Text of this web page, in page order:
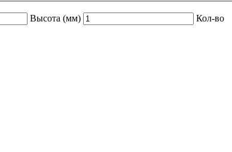
Высота (мм)
Кол-во